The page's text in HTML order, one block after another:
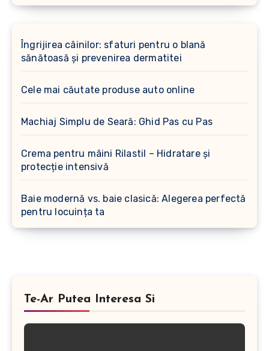
Îngrijirea câinilor: sfaturi pentru o blană
sănătoasă și prevenirea dermatitei
Cele mai căutate produse auto online
Machiaj Simplu de Seară: Ghid Pas cu Pas
Crema pentru mâini Rilastil – Hidratare și
protecție intensivă
Baie modernă vs. baie clasică: Alegerea perfectă
pentru locuința ta
Te-Ar Putea Interesa Si